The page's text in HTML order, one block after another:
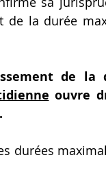
de la durée
de la
ouvre
durées